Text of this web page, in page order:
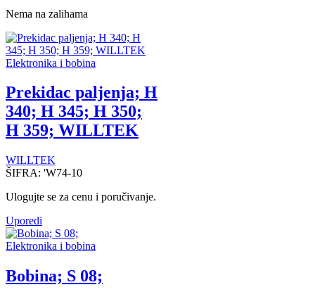
Nema na zalihama
Elektronika i bobina
Prekidac paljenja; H
340; H 345; H 350;
H 359; WILLTEK
WILLTEK
ŠIFRA: 'W74-10
Ulogujte se za cenu i poručivanje.
Uporedi
Elektronika i bobina
Bobina; S 08;